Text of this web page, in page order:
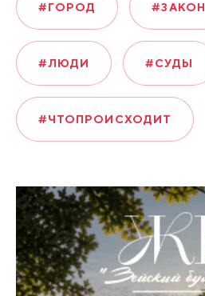
#ГОРОД #ЗАКОН
#ЛЮДИ #СУДЫ
#ЧТОПРОИСХОДИТ